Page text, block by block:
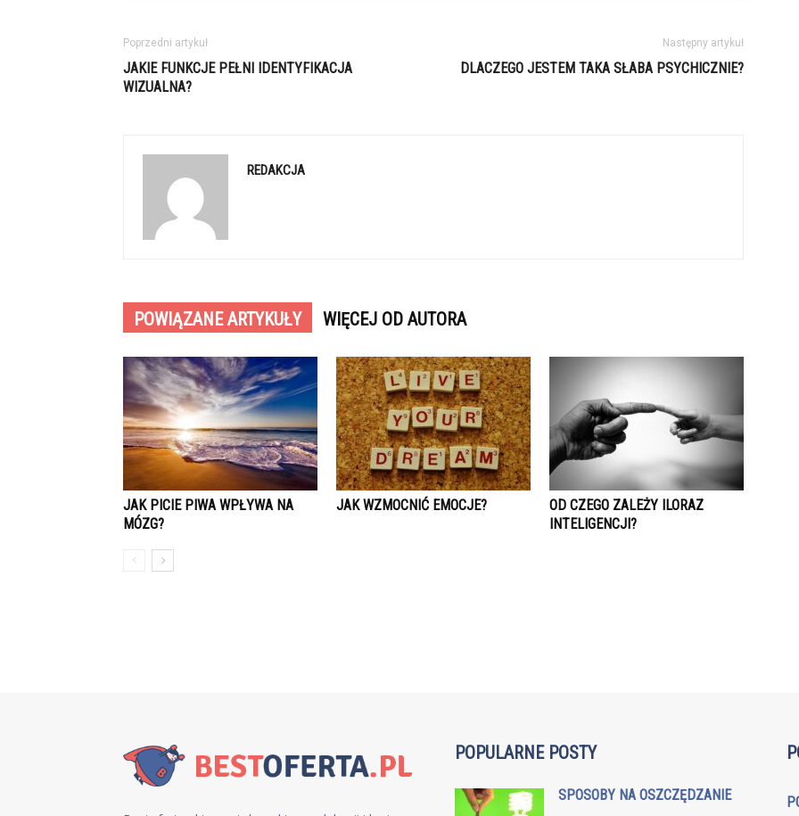
Poprzedni artykuł
JAKIE FUNKCJE PEŁNI IDENTYFIKACJA
WIZUALNA?
Następny artykuł
DLACZEGO JESTEM TAKA SŁABA PSYCHICZNIE?
REDAKCJA
POWIĄZANE ARTYKUŁY WIĘCEJ OD AUTORA
JAK PICIE PIWA WPŁYWA NA
MÓZG?
JAK WZMOCNIĆ EMOCJE?
OD CZEGO ZALEŻY ILORAZ
INTELIGENCJI?
POPULARNE POSTY
SPOSOBY NA OSZCZĘDZANIE